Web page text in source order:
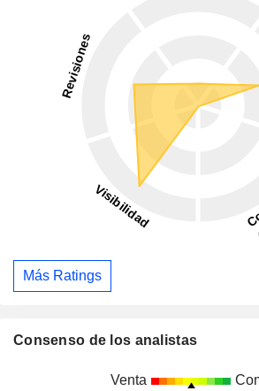
Más Ratings
Consenso de los analistas
Venta